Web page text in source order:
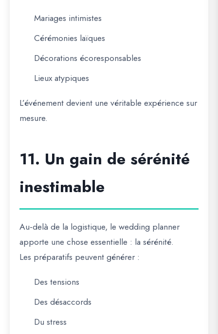
Mariages intimistes
Cérémonies laïques
Décorations écoresponsables
Lieux atypiques
L’événement devient une véritable expérience sur
mesure.
11. Un gain de sérénité
inestimable
Au-delà de la logistique, le wedding planner
apporte une chose essentielle : la sérénité.
Les préparatifs peuvent générer :
Des tensions
Des désaccords
Du stress